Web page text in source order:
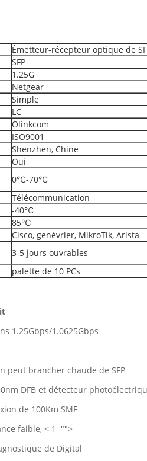
Émetteur-récepteur optique de
SFP
1.25G
Netgear
Simple
LC
Olinkcom
ISO9001
Shenzhen, Chine
Oui
0℃-70℃
Télécommunication
-40℃
85℃
Cisco, genévrier, MikroTik, Arista
3-5 jours ouvrables
palette de 10 PCs
1.25Gbps/1.0625Gbps
peut brancher chaude de SFP
DFB et détecteur
de 100Km SMF
faible, < 1="">
de Digital